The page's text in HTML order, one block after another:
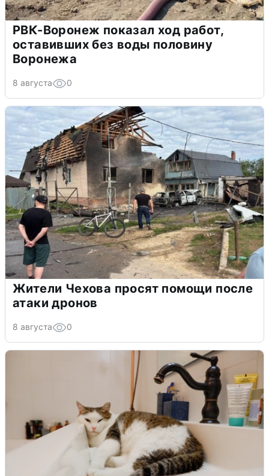
РВК-Воронеж показал ход работ,
оставивших без воды половину
Воронежа
8 августа 0
Жители Чехова просят помощи после
атаки дронов
8 августа 0